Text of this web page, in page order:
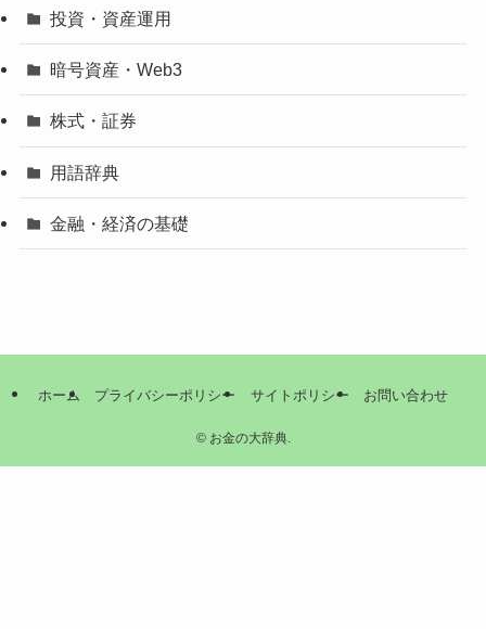
投資・資産運用
暗号資産・Web3
株式・証券
用語辞典
金融・経済の基礎
ホーム プライバシーポリシー サイトポリシー お問い合わせ
©お金の大辞典.